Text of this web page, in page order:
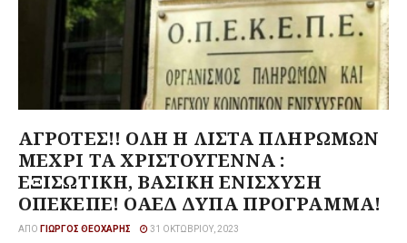
ΑΓΡΟΤΕΣ!! ΟΛΗ Η ΛΙΣΤΑ ΠΛΗΡΩΜΩΝ
ΜΕΧΡΙ ΤΑ ΧΡΙΣΤΟΥΓΕΝΝΑ :
ΕΞΙΣΩΤΙΚΗ, ΒΑΣΙΚΗ ΕΝΙΣΧΥΣΗ
ΟΠΕΚΕΠΕ! ΟΑΕΔ ΔΥΠΑ ΠΡΟΓΡΑΜΜΑ!
ΑΠΌ ΓΙΏΡΓΟΣ ΘΕΟΧΆΡΗΣ 31 ΟΚΤΩΒΡΊΟΥ, 2023